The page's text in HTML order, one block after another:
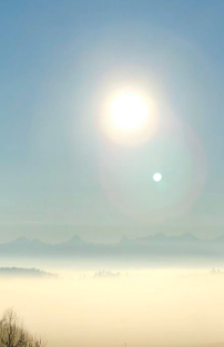
Jahren an, als der Gletscher
ganze Region…